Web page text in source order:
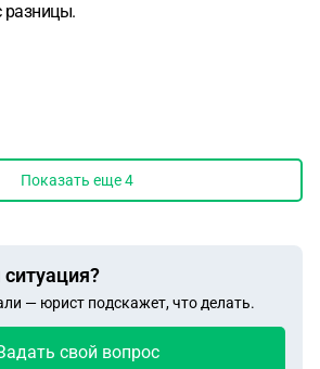
разницы.
Показать еще4
— юрист подскажет, что делать.
свой вопрос